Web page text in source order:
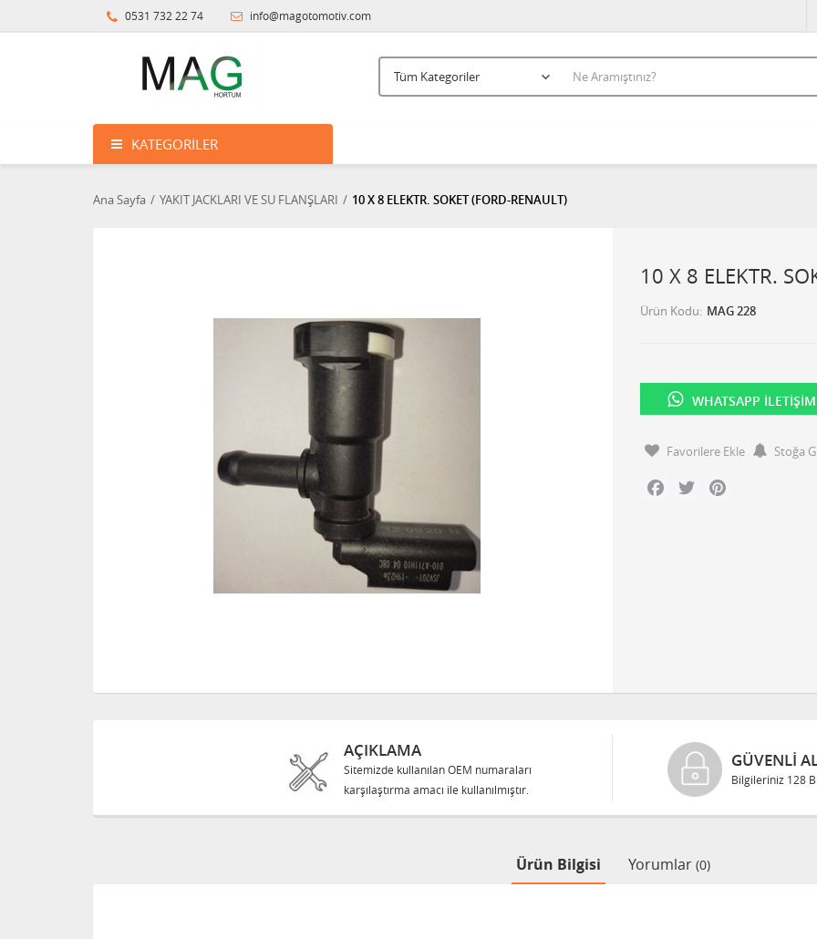
0531 732 22 74 info@magotomotiv.com
KATEGORILER
Ana Sayfa YAKIT JACKLARI VE SU FLANŞLARI 10 X 8 ELEKTR. SOKET (FORD-RENAULT)
10 X 8 ELEKTR.
Ürün Kodu MAG 228
WHATSAPP İLETIŞIM
Favorilere Ekle
Stoğa
Facebook
Twitter
AÇIKLAMA
Sitemizde kullanılan OEM numaraları
karşılaştırma amacı ile kullanılmıştır.
GÜVENLI
Bilgileriniz 128
Ürün Bilgisi Yorumlar (0)